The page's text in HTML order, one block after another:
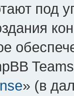
под
» (в